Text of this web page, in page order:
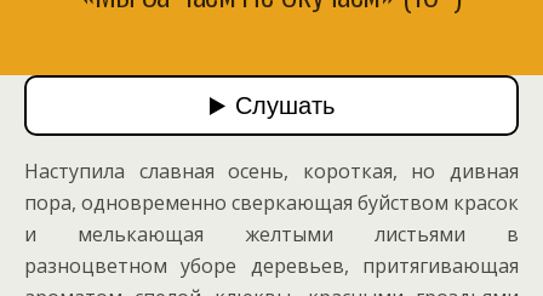
Наступила славная осень, короткая, но дивная
пора, одновременно сверкающая буйством красок
и мелькающая желтыми листьями в
разноцветном уборе деревьев, притягивающая